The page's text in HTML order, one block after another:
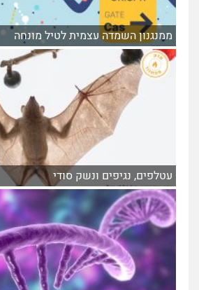
ממנגנון השמדה עצמית לטיל מונחה
עטלפים, נגיפים ונשק סודי